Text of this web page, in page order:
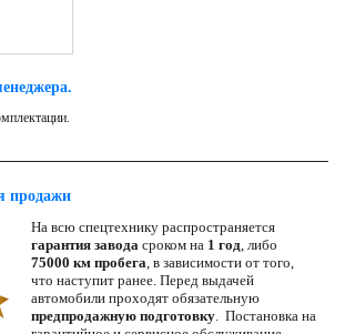
продажи
На всю спецтехнику распространяется
гарантия завода сроком на 1 год , либо
75000 км пробега , в зависимости от того,
что наступит ранее. Перед выдачей
автомобили проходят обязательную
предпродажную подготовку . Постановка на